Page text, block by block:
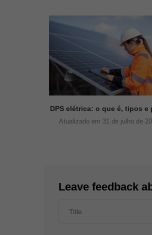
DPS elétrica: o que é, tipos e
Atualizado em 31 de julho de
Leave feedback